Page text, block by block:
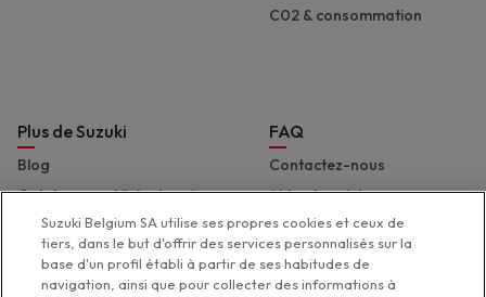
C02 & consommation
Plus de Suzuki
Blog
Catalogues et liste de prix
Presse
Suzuki Marine
Suzuki 2 Wheels
FAQ
Contactez-nous
Aide et assistance
Déclaration d'accessibilité
Suzuki Belgium SA utilise ses propres cookies et ceux de
tiers, dans le but d'offrir des services personnalisés sur la
base d'un profil établi à partir de ses habitudes de
navigation, ainsi que pour collecter des informations à